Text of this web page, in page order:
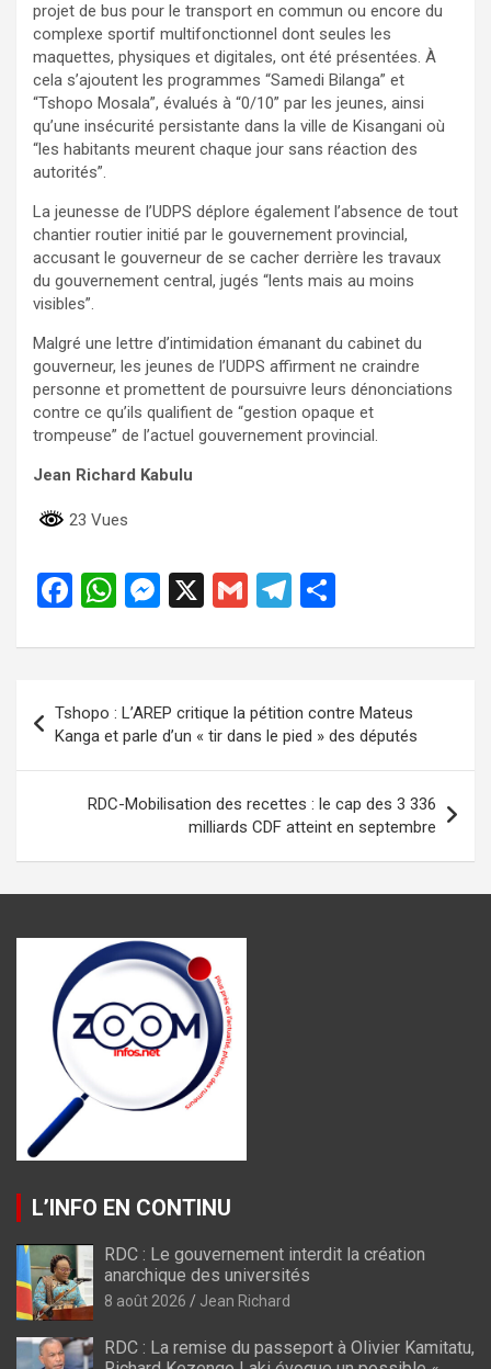
projet de bus pour le transport en commun ou encore du
complexe sportif multifonctionnel dont seules les
maquettes, physiques et digitales, ont été présentées. À
cela s’ajoutent les programmes “Samedi Bilanga” et
“Tshopo Mosala”, évalués à “0/10” par les jeunes, ainsi
qu’une insécurité persistante dans la ville de Kisangani où
“les habitants meurent chaque jour sans réaction des
autorités”.
La jeunesse de l’UDPS déplore également l’absence de tout
chantier routier initié par le gouvernement provincial,
accusant le gouverneur de se cacher derrière les travaux
du gouvernement central, jugés “lents mais au moins
visibles”.
Malgré une lettre d’intimidation émanant du cabinet du
gouverneur, les jeunes de l’UDPS affirment ne craindre
personne et promettent de poursuivre leurs dénonciations
contre ce qu’ils qualifient de “gestion opaque et
trompeuse” de l’actuel gouvernement provincial.
Jean Richard Kabulu
23 Vues
F
ce
b
o
o
k
W
at
s
A
p
p
M
se
n
g
er
X
G
ail
T
e
a
m
ta
er
de
l’article
Tshopo : L’AREP critique la pétition contre Mateus
Kanga et parle d’un « tir dans le pied » des députés
RDC-Mobilisation des recettes : le cap des 3 336
milliards CDF atteint en septembre
L’INFO EN CONTINU
RDC : Le gouvernement interdit la création
anarchique des universités
8 août 2026 Jean Richard
RDC : La remise du passeport à Olivier Kamitatu,